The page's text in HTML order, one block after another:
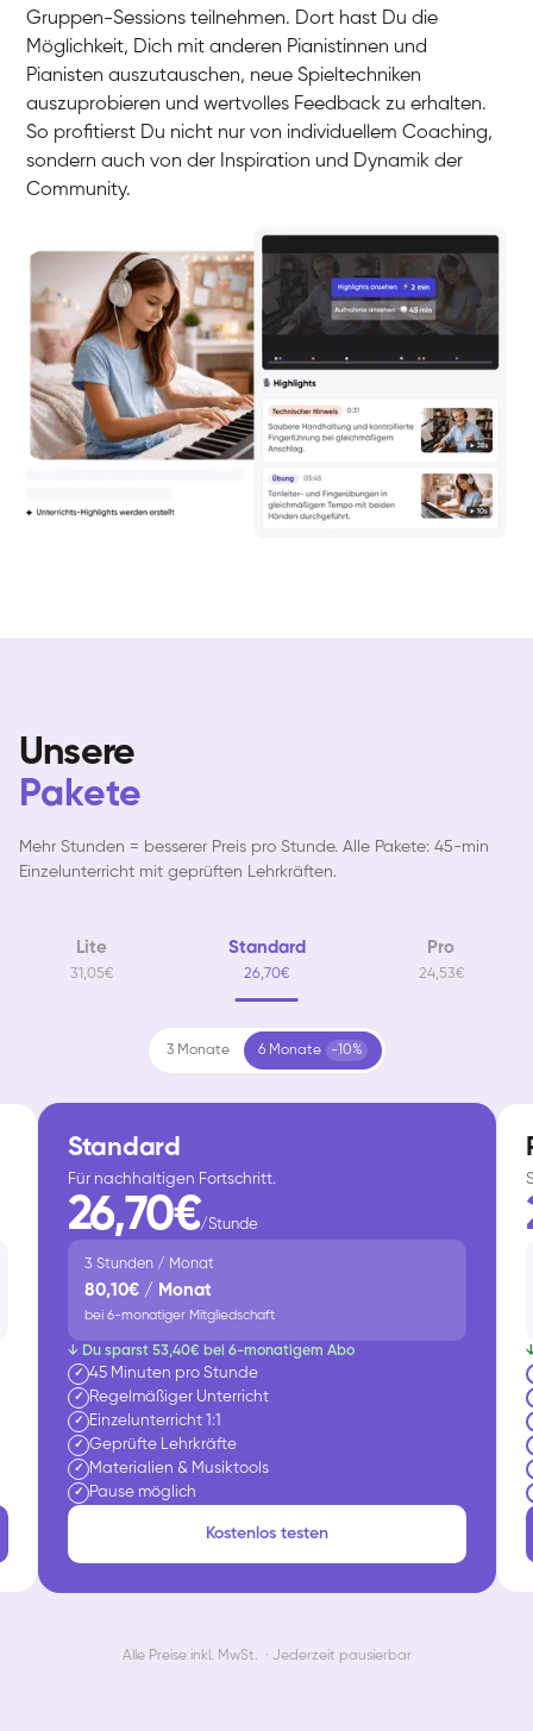
Yuna
Klavier / Piano / Flügel
Camilla
Klavier / Piano / Flügel
Negin
Klavier / Piano / Flügel
Katarzyna
Klavier / Piano / Flügel
Gruppen-Sessions teilnehmen. Dort hast Du die
Möglichkeit, Dich mit anderen Pianistinnen und
Pianisten auszutauschen, neue Spieltechniken
auszuprobieren und wertvolles Feedback zu erhalten.
So profitierst Du nicht nur von individuellem Coaching,
sondern auch von der Inspiration und Dynamik der
Community.
Unsere
Pakete
Mehr Stunden = besserer Preis pro Stunde. Alle Pakete: 45-min
Einzelunterricht mit geprüften Lehrkräften.
Lite
31,05€
Standard
26,70€
Pro
24,53€
3 Monate 6 Monate -10%
Standard
Für nachhaltigen Fortschritt.
26,70€/Stunde
3 Stunden / Monat
80,10€ / Monat
bei 6-monatiger Mitgliedschaft
↓ Du sparst 53,40€ bei 6-monatigem Abo
✓ 45 Minuten pro Stunde
✓ Regelmäßiger Unterricht
✓ Einzelunterricht 1:1
✓ Geprüfte Lehrkräfte
✓ Materialien & Musiktools
✓ Pause möglich
Kostenlos testen
Alle Preise inkl. MwSt. · Jederzeit pausierbar